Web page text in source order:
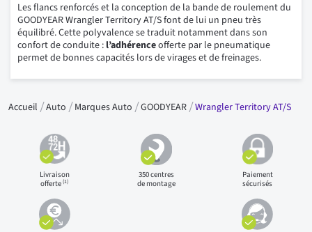
Les flancs renforcés et la conception de la bande de roulement du
GOODYEAR Wrangler Territory AT/S font de lui un pneu très
équilibré. Cette polyvalence se traduit notamment dans son
confort de conduite : l’adhérenceofferte par le pneumatique
permet de bonnes capacités lors de virages et de freinages.
Accueil Auto Marques Auto GOODYEAR Wrangler Territory AT/S
Livraison
offerte(1)
350 centres
de montage
Paiement
sécurisés